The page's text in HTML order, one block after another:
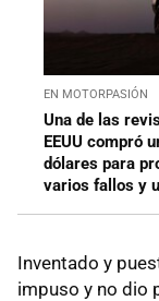
EN MOTORPASIÓN
Una de las
EEUU compró
dólares para
varios fallos y
Inventado y
impuso y no dio